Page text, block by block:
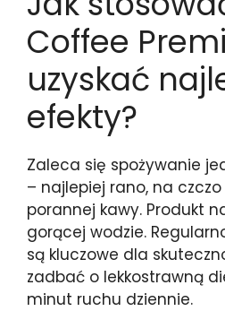
Coffee
uzyskać
efekty?
Zaleca się spożywanie
– najlepiej rano, na
porannej kawy. Produkt
gorącej wodzie.
są kluczowe dla
zadbać o lekkostrawną
minut ruchu dziennie.